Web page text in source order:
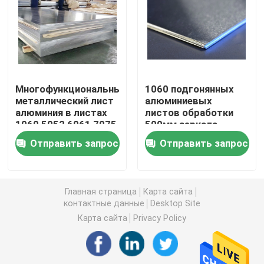
Алюминиевая круглая труба
Алюминиевый круглый бар
Лист углерода стальной
Алюминиевая квадратная трубка
круглый алюминиевый лист
Алюминиевая трубка катушки
Многофункциональный
металлический лист
алюминия в листах
1060 5052 6061 7075
на воздушные судн
0.3-430mm 0.2-
200mm
Отправить запрос
1060 подгонянных
алюминиевых
листов обработки
500мм зеркала
металла
Отправить запрос
Главная страница
Карта сайта
контактные данные
Desktop Site
Карта сайта
Privacy Policy